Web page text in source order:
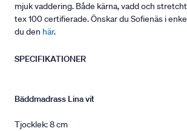
mjuk vaddering. Både kärna, vadd och
tex 100 certifierade. Önskar du Sofienäs i
du den här.
SPECIFIKATIONER
Bäddmadrass Lina vit
Tjocklek: 8 cm